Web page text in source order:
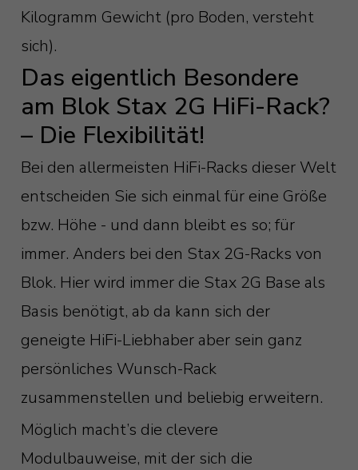
Kilogramm Gewicht (pro Boden, versteht
sich).
Das eigentlich Besondere
am Blok Stax 2G HiFi-Rack?
– Die Flexibilität!
Bei den allermeisten HiFi-Racks dieser Welt
entscheiden Sie sich einmal für eine Größe
bzw. Höhe - und dann bleibt es so; für
immer. Anders bei den Stax 2G-Racks von
Blok. Hier wird immer die Stax 2G Base als
Basis benötigt, ab da kann sich der
geneigte HiFi-Liebhaber aber sein ganz
persönliches Wunsch-Rack
zusammenstellen und beliebig erweitern.
Möglich macht’s die clevere
Modulbauweise, mit der sich die